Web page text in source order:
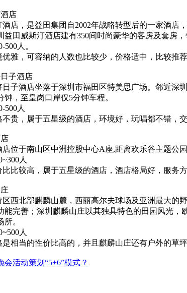
店
，是益田集团自2002年战略转型后的一家酒店
益田威斯汀酒店建有350间时尚豪华的客房及套房
人。
，可容纳的人数也比较少，价格适中，比较推荐
子酒店
酒店坐落于深圳市福田区特美思广场。邻近深
钟，至皇岗口岸仅5分钟车程。
人
，属于五星级的酒店，环境好，玩唱都不错，交
于南山区中洲控股中心A座,距离欢乐谷主题公园
人
较高，属于五星级的酒店，酒店格局好，服务方
北部麒麟山麓，西丽高尔夫球场及亚洲最大的
能完善；深圳麒麟山庄以其独具特色的田园风光
。
人
当的性价比高的，并且麒麟山庄还有户外的草
会活动策划“5+6”模式？